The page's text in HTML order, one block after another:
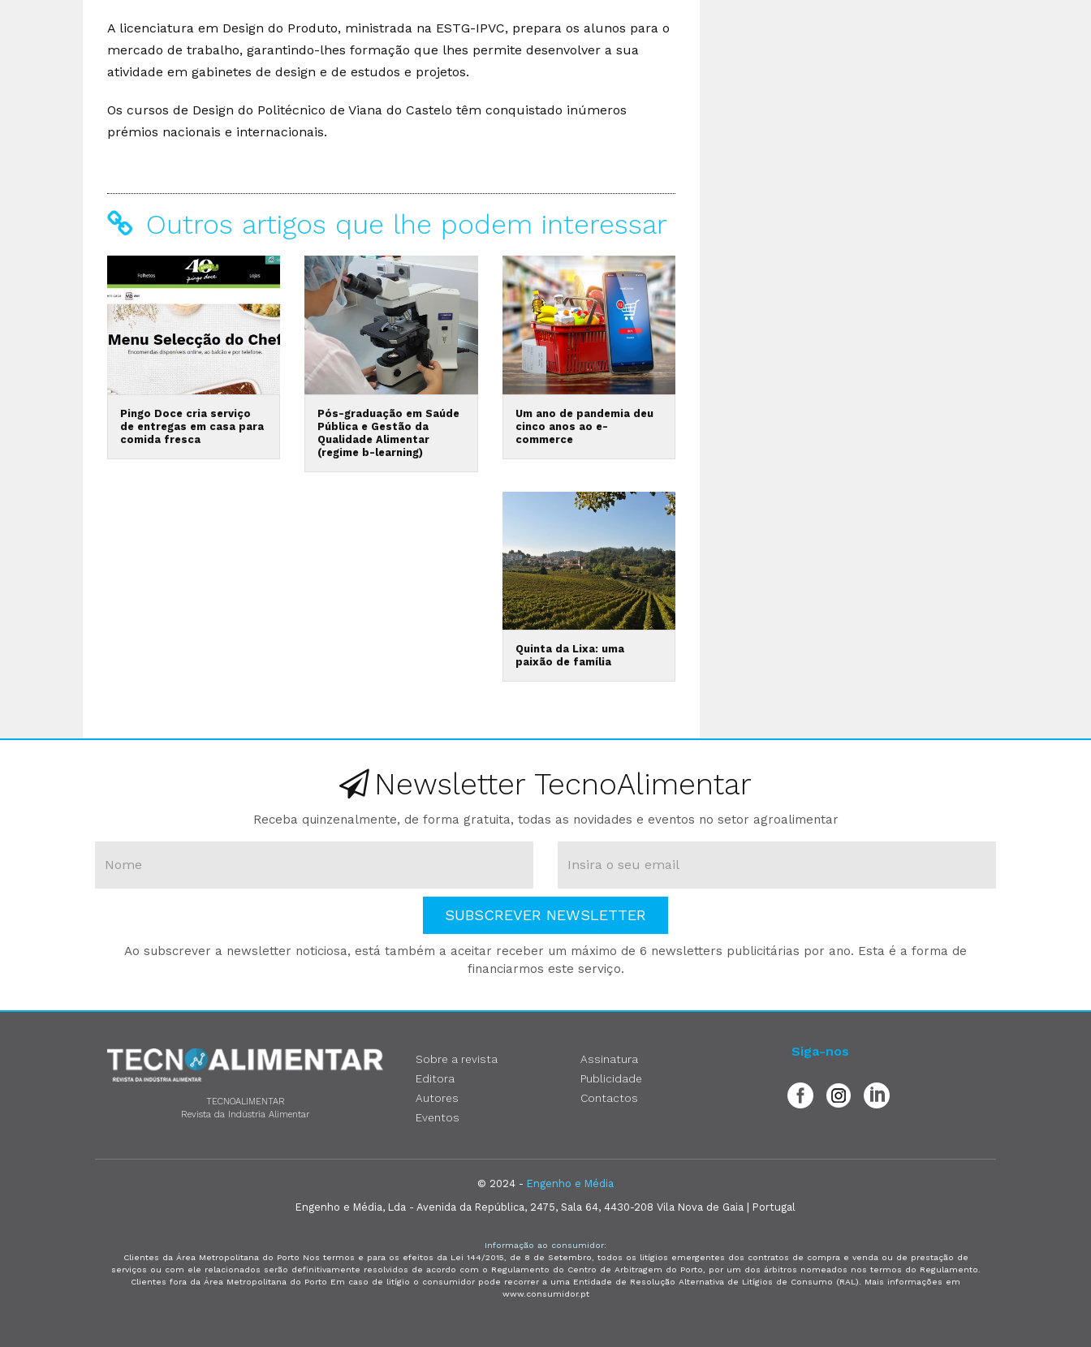
A licenciatura em Design do Produto, ministrada na ESTG-IPVC, prepara os alunos para o
mercado de trabalho, garantindo-lhes formação que lhes permite desenvolver a sua
atividade em gabinetes de design e de estudos e projetos.
Os cursos de Design do Politécnico de Viana do Castelo têm conquistado inúmeros
prémios nacionais e internacionais.
Outros artigos que lhe podem interessar
Pingo Doce cria serviço
de entregas em casa para
comida fresca
Pós-graduação em Saúde
Pública e Gestão da
Qualidade Alimentar
(regime b-learning)
Um ano de pandemia deu
cinco anos ao e-
commerce
Quinta da Lixa: uma
paixão de família
Newsletter TecnoAlimentar
Receba quinzenalmente, de forma gratuita, todas as novidades e eventos no setor agroalimentar
SUBSCREVER NEWSLETTER
Ao subscrever a newsletter noticiosa, está também a aceitar receber um máximo de 6 newsletters publicitárias por ano. Esta é a forma de
financiarmos este serviço.
TECNOALIMENTAR
Revista da Indústria Alimentar
Sobre a revista
Editora
Autores
Eventos
Assinatura
Publicidade
Contactos
Siga-nos
© 2024 - Engenho e Média
Engenho e Média, Lda - Avenida da República, 2475, Sala 64, 4430-208 Vila Nova de Gaia | Portugal
Informação ao consumidor:
Clientes da Área Metropolitana do Porto Nos termos e para os efeitos da Lei 144/2015, de 8 de Setembro, todos os litígios emergentes dos contratos de compra e venda ou de prestação de
serviços ou com ele relacionados serão definitivamente resolvidos de acordo com o Regulamento do Centro de Arbitragem do Porto, por um dos árbitros nomeados nos termos do Regulamento.
Clientes fora da Área Metropolitana do Porto Em caso de litígio o consumidor pode recorrer a uma Entidade de Resolução Alternativa de Litígios de Consumo (RAL). Mais informações em
www.consumidor.pt